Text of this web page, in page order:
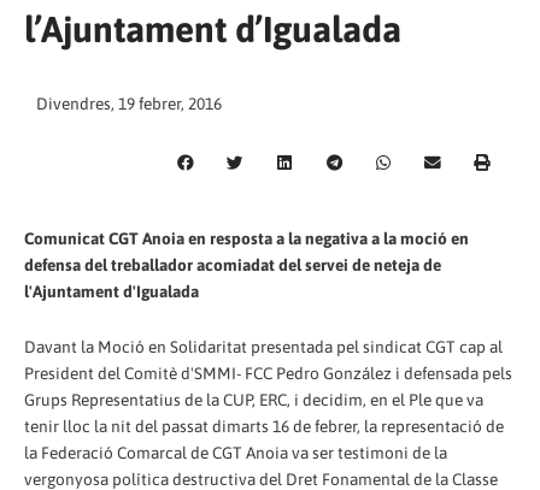
l’Ajuntament d’Igualada
Divendres, 19 febrer, 2016
Comunicat CGT Anoia en resposta a la negativa a la moció en
defensa del treballador acomiadat del servei de neteja de
l'Ajuntament d'Igualada
Davant la Moció en Solidaritat presentada pel sindicat CGT cap al
President del Comitè d'SMMI- FCC Pedro González i defensada pels
Grups Representatius de la CUP, ERC, i decidim, en el Ple que va
tenir lloc la nit del passat dimarts 16 de febrer, la representació de
la Federació Comarcal de CGT Anoia va ser testimoni de la
vergonyosa política destructiva del Dret Fonamental de la Classe